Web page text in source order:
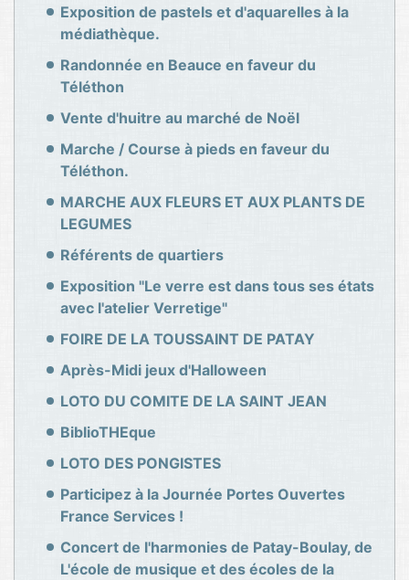
Exposition de pastels et d'aquarelles à la
médiathèque.
Randonnée en Beauce en faveur du
Téléthon
Vente d'huitre au marché de Noël
Marche / Course à pieds en faveur du
Téléthon.
MARCHE AUX FLEURS ET AUX PLANTS DE
LEGUMES
Référents de quartiers
Exposition "Le verre est dans tous ses états
avec l'atelier Verretige"
FOIRE DE LA TOUSSAINT DE PATAY
Après-Midi jeux d'Halloween
LOTO DU COMITE DE LA SAINT JEAN
BiblioTHEque
LOTO DES PONGISTES
Participez à la Journée Portes Ouvertes
France Services !
Concert de l'harmonies de Patay-Boulay, de
L'école de musique et des écoles de la